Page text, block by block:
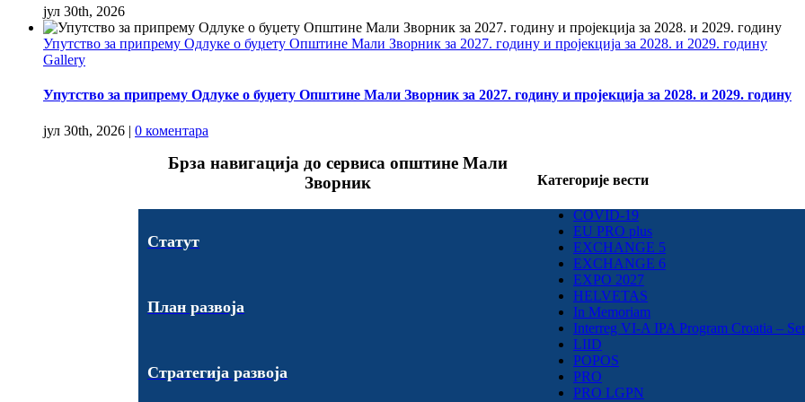
јул 30th, 2026
Упутство за припрему Одлуке о буџету Општине Мали Зворник за 2027. годину и пројекција за 2028. и 2029. годину
Gallery
Упутство за припрему Одлуке о буџету Општине Мали Зворник за 2027. годину и пројекција за 2028. и 2029. годину
јул 30th, 2026 | 0 коментара
Категорије вести
COVID-19
EU PRO plus
EXCHANGE 5
EXCHANGE 6
EXPO 2027
HELVETAS
In Memoriam
Interreg VI-A IPA Program Croatia –
LIID
POPOS
PRO
PRO LGPN
Брза навигација до сервиса општине Мали
Зворник
Статут
План развоја
Стратегија развоја